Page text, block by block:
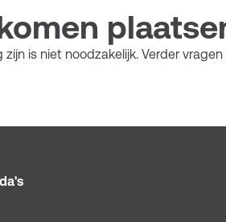
is niet noodzakelijk. Verder